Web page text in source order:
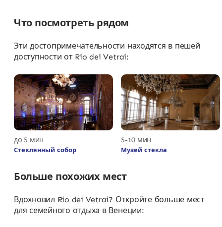
Что посмотреть рядом
Эти достопримечательности находятся в пешей
доступности от Rio dei Vetrai:
до 5 мин
Стеклянный собор
5-10 мин
Музей стекла
Больше похожих мест
Вдохновил Rio dei Vetrai? Откройте больше мест
для семейного отдыха в Венеции: